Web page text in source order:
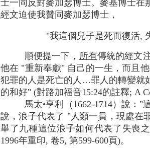
士一同反對麥加瑟博士。麥基博士在
經文迫使我贊同麥加瑟博士，
"我這個兒子是死而復活,
順便提一下， 所有傳統的經文
他在 "重新奉獻" 自己的一生，而且
犯罪的人是死亡的人…罪人的轉變就
的和好" (對路加福音15:24的註釋; A
馬太•亨利（1662-1714）說：
說，浪子代表了 "人類一員，現處在
舉了九種這位浪子如何代表了失喪之
1996年重印, 卷5, 第599-600頁)。